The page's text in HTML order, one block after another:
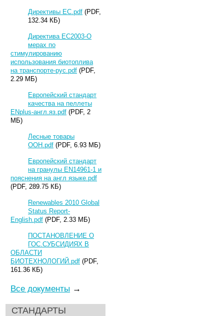
Директивы ЕС.pdf (PDF,
132.34 КБ)
Директива ЕС2003-О
мерах по
стимулированию
использования биотоплива
на транспорте-рус.pdf (PDF,
2.29 МБ)
Европейский стандарт
качества на пеллеты
ENplus-англ.яз.pdf (PDF, 2
МБ)
Лесные товары
ООН.pdf (PDF, 6.93 МБ)
Европейский стандарт
на гранулы EN14961-1 и
пояснения на англ языке.pdf
(PDF, 289.75 КБ)
Renewables 2010 Global
Status Report-
English.pdf (PDF, 2.33 МБ)
ПОСТАНОВЛЕНИЕ О
ГОС.СУБСИДИЯХ В
ОБЛАСТИ
БИОТЕХНОЛОГИЙ.pdf (PDF,
161.36 КБ)
Все документы →
СТАНДАРТЫ